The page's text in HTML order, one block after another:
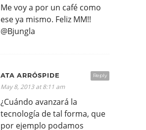
Me voy a por un café como
ese ya mismo. Feliz MM!!
@Bjungla
Reply
ATA ARRÓSPIDE
May 8, 2013 at 8:11 am
¿Cuándo avanzará la
tecnología de tal forma, que
por ejemplo podamos